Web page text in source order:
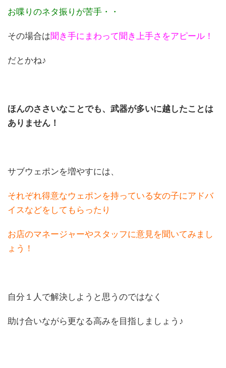
お喋りのネタ振りが苦手・・
その場合は聞き手にまわって聞き上手さをアピール！
だとかね♪
ほんのささいなことでも、武器が多いに越したことは
ありません！
サブウェポンを増やすには、
それぞれ得意なウェポンを持っている女の子にアドバ
イスなどをしてもらったり
お店のマネージャーやスタッフに意見を聞いてみまし
ょう！
自分１人で解決しようと思うのではなく
助け合いながら更なる高みを目指しましょう♪